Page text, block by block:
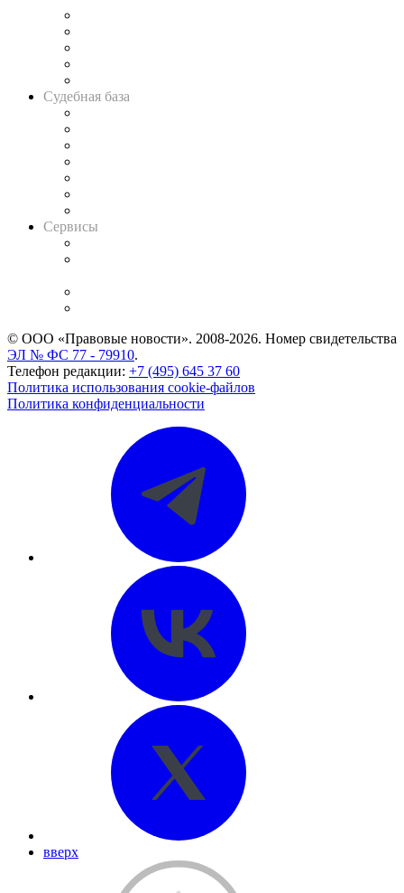
Судебная база
Сервисы
© ООО «Правовые новости». 2008-2026. Номер свидетельства
ЭЛ № ФС 77 - 79910.
Телефон редакции: +7 (495) 645 37 60
Политика использования cookie-файлов
Политика конфиденциальности
вверх